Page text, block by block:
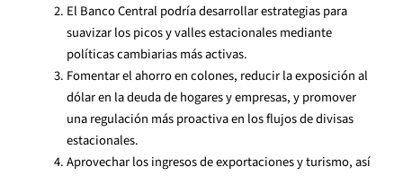
El Banco Central podría desarrollar estrategias para
suavizar los picos y valles estacionales mediante
políticas cambiarias más activas.
Fomentar el ahorro en colones, reducir la exposición al
dólar en la deuda de hogares y empresas, y promover
una regulación más proactiva en los flujos de divisas
estacionales.
Aprovechar los ingresos de exportaciones y turismo, así